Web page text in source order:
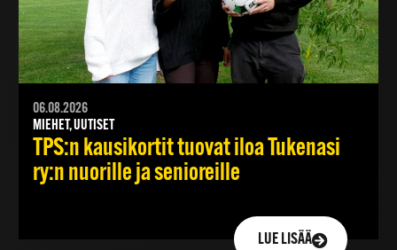
06.08.2026
MIEHET, UUTISET
TPS:n kausikortit tuovat iloa Tukenasi
ry:n nuorille ja senioreille
LUE LISÄÄ